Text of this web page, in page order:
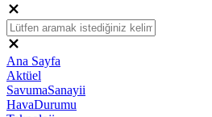
Ana Sayfa
Aktüel
SavumaSanayii
HavaDurumu